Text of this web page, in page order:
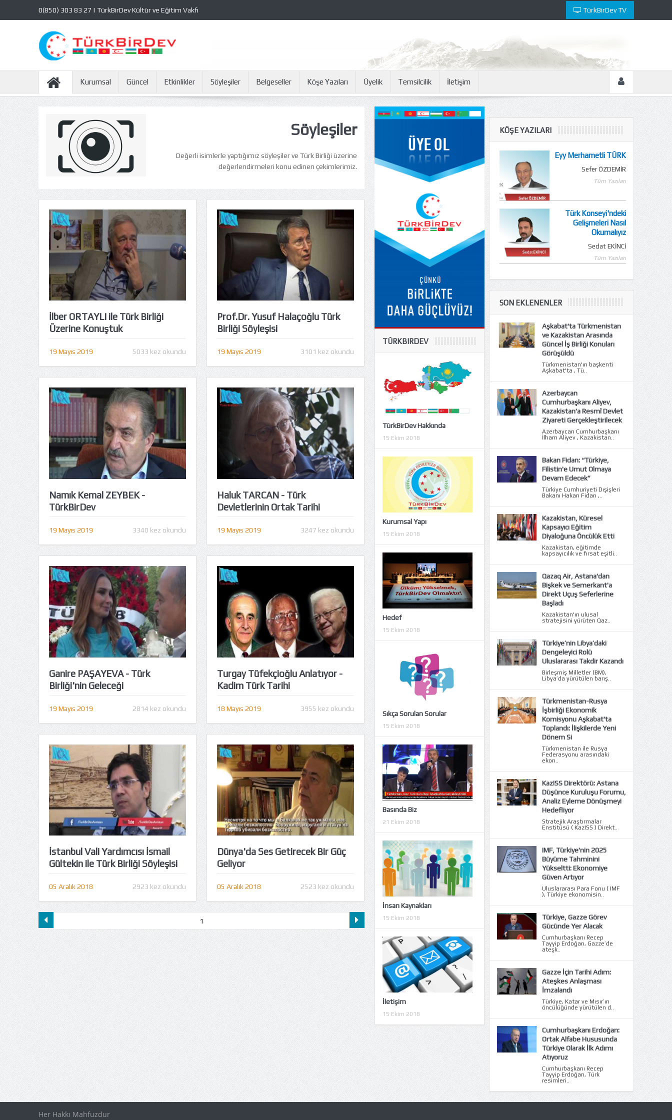
0(850) 303 83 27 | TürkBirDev Kültür ve Eğitim Vakfı TürkBirDev TV
Kurumsal Güncel Etkinlikler Söyleşiler Belgeseller Köşe Yazıları Üyelik Temsilcilik İletişim
Söyleşiler
Değerli isimlerle yaptığımız söyleşiler ve Türk Birliği üzerine
değerlendirmeleri konu edinen çekimlerimiz.
İlber ORTAYLI ile Türk Birliği
Üzerine Konuştuk
19 Mayıs 2019 5033 kez okundu
Prof.Dr. Yusuf Halaçoğlu Türk
Birliği Söyleşisi
19 Mayıs 2019 3101 kez okundu
Namık Kemal ZEYBEK -
TürkBirDev
19 Mayıs 2019 3340 kez okundu
Haluk TARCAN - Türk
Devletlerinin Ortak Tarihi
19 Mayıs 2019 3247 kez okundu
Ganire PAŞAYEVA - Türk
Birliği'nin Geleceği
19 Mayıs 2019 2814 kez okundu
Turgay Tüfekçioğlu Anlatıyor -
Kadim Türk Tarihi
18 Mayıs 2019 3955 kez okundu
İstanbul Vali Yardımcısı İsmail
Gültekin ile Türk Birliği Söyleşisi
05 Aralık 2018 2923 kez okundu
Dünya'da Ses Getirecek Bir Güç
Geliyor
05 Aralık 2018 2523 kez okundu
TÜRKBIRDEV
TürkBirDev Hakkında
15 Ekim 2018
Kurumsal Yapı
15 Ekim 2018
Hedef
15 Ekim 2018
Sıkça Sorulan Sorular
15 Ekim 2018
Basında Biz
21 Ekim 2018
İnsan Kaynakları
15 Ekim 2018
İletişim
15 Ekim 2018
KÖŞE YAZILARI
Eyy Merhametli TÜRK
Sefer ÖZDEMİR
Tüm Yazıları
Türk Konseyi'ndeki
Gelişmeleri Nasıl
Okumalıyız
Sedat EKİNCİ
Tüm Yazıları
SON EKLENENLER
Aşkabat'ta Türkmenistan
ve Kazakistan Arasında
Güncel İş Birliği Konuları
Görüşüldü
Türkmenistan'ın başkenti
Aşkabat'ta , Tü..
Azerbaycan
Cumhurbaşkanı Aliyev,
Kazakistan'a Resmî Devlet
Ziyareti Gerçekleştirilecek
Azerbaycan Cumhurbaşkanı
İlham Aliyev , Kazakistan..
Bakan Fidan: “Türkiye,
Filistin'e Umut Olmaya
Devam Edecek”
Türkiye Cumhuriyeti Dışişleri
Bakanı Hakan Fidan ,..
Kazakistan, Küresel
Kapsayıcı Eğitim
Diyaloğuna Öncülük Etti
Kazakistan, eğitimde
kapsayıcılık ve fırsat eşitli..
Qazaq Air, Astana'dan
Bişkek ve Semerkant'a
Direkt Uçuş Seferlerine
Başladı
Kazakistan'ın ulusal
stratejisini yürüten Qaz..
Türkiye’nin Libya’daki
Dengeleyici Rolü
Uluslararası Takdir Kazandı
Birleşmiş Milletler (BM),
Libya’da yürütülen barış..
Türkmenistan-Rusya
İşbirliği Ekonomik
Komisyonu Aşkabat'ta
Toplandı: İlişkilerde Yeni
Dönem Si
Türkmenistan ile Rusya
Federasyonu arasındaki
ekon..
KazISS Direktörü: Astana
Düşünce Kuruluşu Forumu,
Analiz Eyleme Dönüşmeyi
Hedefliyor
Stratejik Araştırmalar
Enstitüsü ( KazISS ) Direkt..
IMF, Türkiye'nin 2025
Büyüme Tahminini
Yükseltti: Ekonomiye
Güven Artıyor
Uluslararası Para Fonu ( IMF
), Türkiye ekonomisin..
Türkiye, Gazze Görev
Gücünde Yer Alacak
Cumhurbaşkanı Recep
Tayyip Erdoğan, Gazze’de
ateşk..
Gazze İçin Tarihi Adım:
Ateşkes Anlaşması
İmzalandı
Türkiye, Katar ve Mısır’ın
öncülüğünde yürütülen d..
Cumhurbaşkanı Erdoğan:
Ortak Alfabe Hususunda
Türkiye Olarak İlk Adımı
Atıyoruz
Cumhurbaşkanı Recep
Tayyip Erdoğan, Türk
resimleri..
Her Hakkı Mahfuzdur